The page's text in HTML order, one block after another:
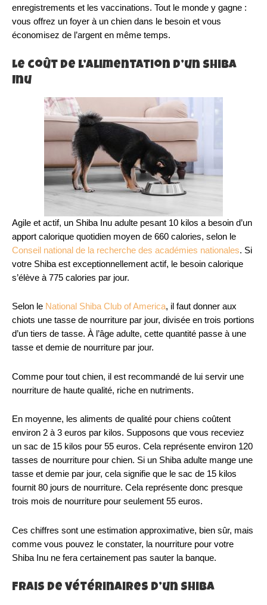
enregistrements et les vaccinations. Tout le monde y gagne :
vous offrez un foyer à un chien dans le besoin et vous
économisez de l’argent en même temps.
Le coût de l’alimentation d’un Shiba
Inu
Agile et actif, un Shiba Inu adulte pesant 10 kilos a besoin d’un
apport calorique quotidien moyen de 660 calories, selon le
Conseil national de la recherche des académies nationales. Si
votre Shiba est exceptionnellement actif, le besoin calorique
s’élève à 775 calories par jour.
Selon le National Shiba Club of America, il faut donner aux
chiots une tasse de nourriture par jour, divisée en trois portions
d’un tiers de tasse. À l’âge adulte, cette quantité passe à une
tasse et demie de nourriture par jour.
Comme pour tout chien, il est recommandé de lui servir une
nourriture de haute qualité, riche en nutriments.
En moyenne, les aliments de qualité pour chiens coûtent
environ 2 à 3 euros par kilos. Supposons que vous receviez
un sac de 15 kilos pour 55 euros. Cela représente environ 120
tasses de nourriture pour chien. Si un Shiba adulte mange une
tasse et demie par jour, cela signifie que le sac de 15 kilos
fournit 80 jours de nourriture. Cela représente donc presque
trois mois de nourriture pour seulement 55 euros.
Ces chiffres sont une estimation approximative, bien sûr, mais
comme vous pouvez le constater, la nourriture pour votre
Shiba Inu ne fera certainement pas sauter la banque.
Frais de vétérinaires d’un Shiba